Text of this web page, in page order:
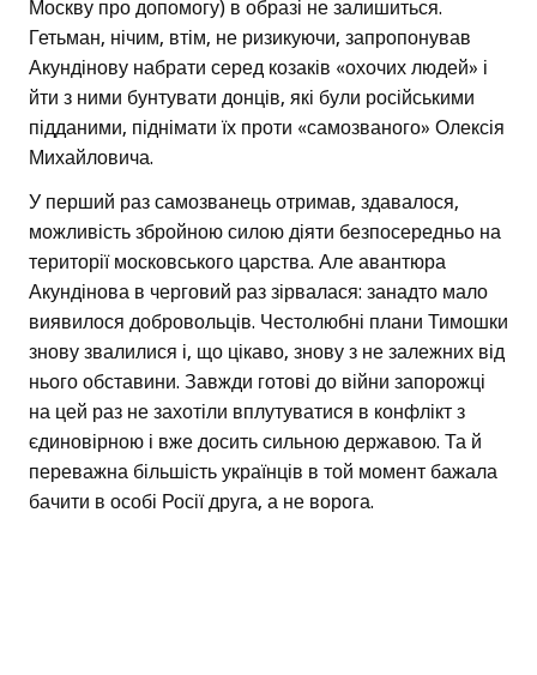
Москву про допомогу) в образі не залишиться.
Гетьман, нічим, втім, не ризикуючи, запропонував
Акундінову набрати серед козаків «охочих людей» і
йти з ними бунтувати донців, які були російськими
підданими, піднімати їх проти «самозваного» Олексія
Михайловича.
У перший раз самозванець отримав, здавалося,
можливість збройною силою діяти безпосередньо на
території московського царства. Але авантюра
Акундінова в черговий раз зірвалася: занадто мало
виявилося добровольців. Честолюбні плани Тимошки
знову звалилися і, що цікаво, знову з не залежних від
нього обставини. Завжди готові до війни запорожці
на цей раз не захотіли вплутуватися в конфлікт з
єдиновірною і вже досить сильною державою. Та й
переважна більшість українців в той момент бажала
бачити в особі Росії друга, а не ворога.